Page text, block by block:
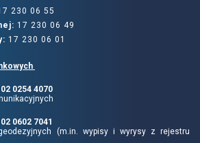
230 06 55
17 230 06 49
17 230 06 01
0254 4070
0602 7041
(m.in. wypisy i wyrysy z rejestru